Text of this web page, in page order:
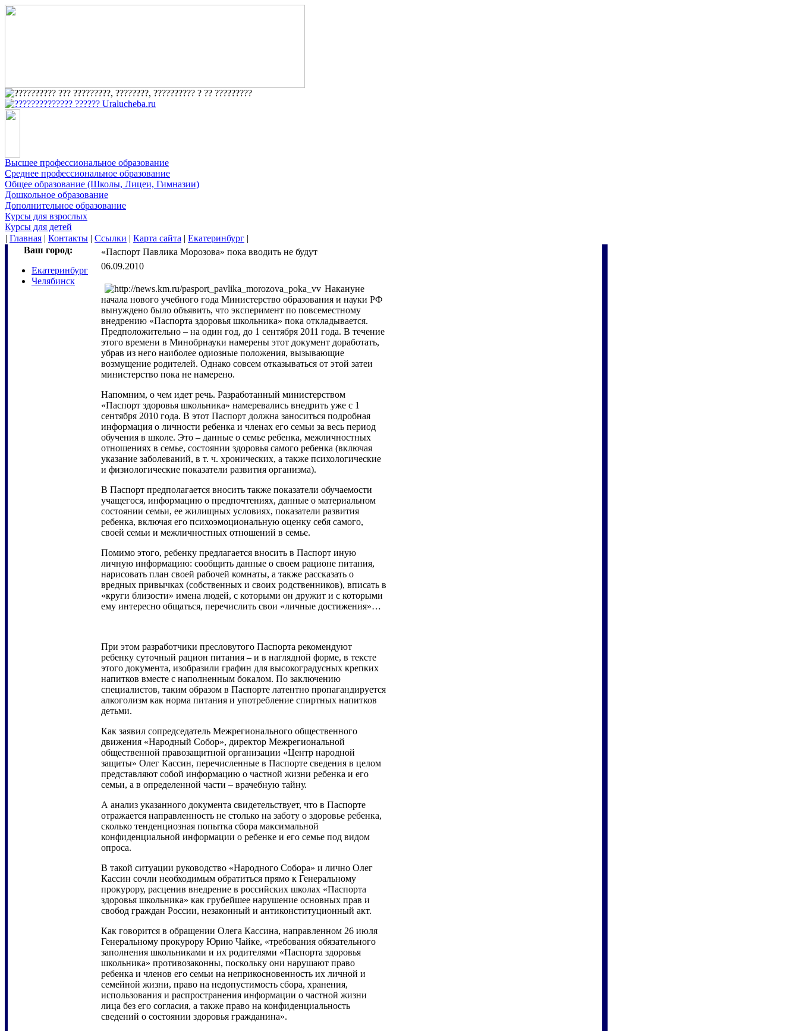
Высшее профессиональное образование
Среднее профессиональное образование
Общее образование (Школы, Лицеи, Гимназии)
Дошкольное образование
Дополнительное образование
Курсы для взрослых
Курсы для детей
| Главная | Контакты | Ссылки | Карта сайта | Екатеринбург |
Ваш город:
Екатеринбург
Челябинск
«Паспорт Павлика Морозова» пока вводить не будут
06.09.2010
Накануне
начала нового учебного года Министерство образования и науки РФ
вынуждено было объявить, что эксперимент по повсеместному
внедрению «Паспорта здоровья школьника» пока откладывается.
Предположительно – на один год, до 1 сентября 2011 года. В течение
этого времени в Минобрнауки намерены этот документ доработать,
убрав из него наиболее одиозные положения, вызывающие
возмущение родителей. Однако совсем отказываться от этой затеи
министерство пока не намерено.
Напомним, о чем идет речь. Разработанный министерством
«Паспорт здоровья школьника» намеревались внедрить уже с 1
сентября 2010 года. В этот Паспорт должна заноситься подробная
информация о личности ребенка и членах его семьи за весь период
обучения в школе. Это – данные о семье ребенка, межличностных
отношениях в семье, состоянии здоровья самого ребенка (включая
указание заболеваний, в т. ч. хронических, а также психологические
и физиологические показатели развития организма).
В Паспорт предполагается вносить также показатели обучаемости
учащегося, информацию о предпочтениях, данные о материальном
состоянии семьи, ее жилищных условиях, показатели развития
ребенка, включая его психоэмоциональную оценку себя самого,
своей семьи и межличностных отношений в семье.
Помимо этого, ребенку предлагается вносить в Паспорт иную
личную информацию: сообщить данные о своем рационе питания,
нарисовать план своей рабочей комнаты, а также рассказать о
вредных привычках (собственных и своих родственников), вписать в
«круги близости» имена людей, с которыми он дружит и с которыми
ему интересно общаться, перечислить свои «личные достижения»…
При этом разработчики пресловутого Паспорта рекомендуют
ребенку суточный рацион питания – и в наглядной форме, в тексте
этого документа, изобразили графин для высокоградусных крепких
напитков вместе с наполненным бокалом. По заключению
специалистов, таким образом в Паспорте латентно пропагандируется
алкоголизм как норма питания и употребление спиртных напитков
детьми.
Как заявил сопредседатель Межрегионального общественного
движения «Народный Собор», директор Межрегиональной
общественной правозащитной организации «Центр народной
защиты» Олег Кассин, перечисленные в Паспорте сведения в целом
представляют собой информацию о частной жизни ребенка и его
семьи, а в определенной части – врачебную тайну.
А анализ указанного документа свидетельствует, что в Паспорте
отражается направленность не столько на заботу о здоровье ребенка,
сколько тенденциозная попытка сбора максимальной
конфиденциальной информации о ребенке и его семье под видом
опроса.
В такой ситуации руководство «Народного Собора» и лично Олег
Кассин сочли необходимым обратиться прямо к Генеральному
прокурору, расценив внедрение в российских школах «Паспорта
здоровья школьника» как грубейшее нарушение основных прав и
свобод граждан России, незаконный и антиконституционный акт.
Как говорится в обращении Олега Кассина, направленном 26 июля
Генеральному прокурору Юрию Чайке, «требования обязательного
заполнения школьниками и их родителями «Паспорта здоровья
школьника» противозаконны, поскольку они нарушают право
ребенка и членов его семьи на неприкосновенность их личной и
семейной жизни, право на недопустимость сбора, хранения,
использования и распространения информации о частной жизни
лица без его согласия, а также право на конфиденциальность
сведений о состоянии здоровья гражданина».